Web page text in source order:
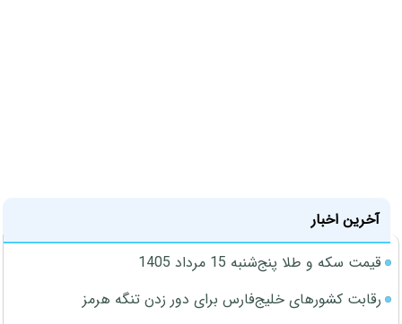
آخرین اخبار
قیمت سکه و طلا پنج‌شنبه 15 مرداد 1405
رقابت کشورهای خلیج‌فارس برای دور زدن تنگه هرمز